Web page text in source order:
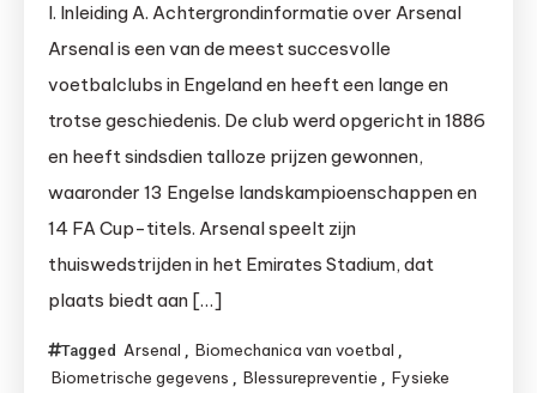
I. Inleiding A. Achtergrondinformatie over Arsenal
Arsenal is een van de meest succesvolle
voetbalclubs in Engeland en heeft een lange en
trotse geschiedenis. De club werd opgericht in 1886
en heeft sindsdien talloze prijzen gewonnen,
waaronder 13 Engelse landskampioenschappen en
14 FA Cup-titels. Arsenal speelt zijn
thuiswedstrijden in het Emirates Stadium, dat
plaats biedt aan […]
Tagged Arsenal , Biomechanica van voetbal ,
Biometrische gegevens , Blessurepreventie , Fysieke